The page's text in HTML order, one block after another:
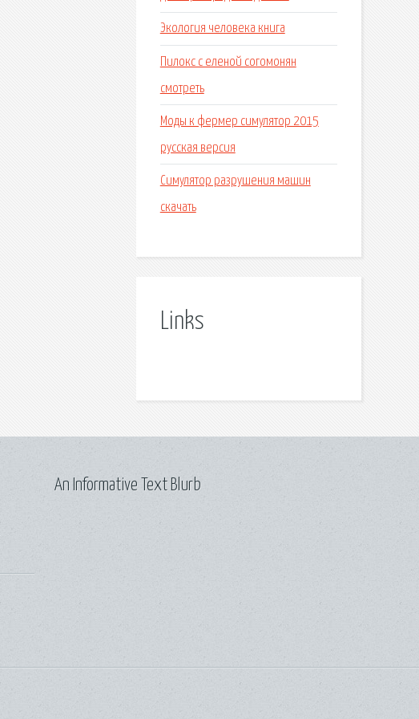
Экология человека книга
Пилокс с еленой согомонян
смотреть
Моды к фермер симулятор 2015
русская версия
Симулятор разрушения машин
скачать
Links
An Informative Text Blurb